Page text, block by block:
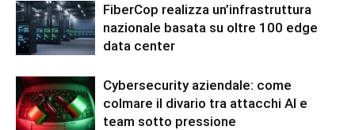
FiberCop realizza un’infrastruttura
nazionale basata su oltre 100 edge
data center
Cybersecurity aziendale: come
colmare il divario tra attacchi AI e
team sotto pressione